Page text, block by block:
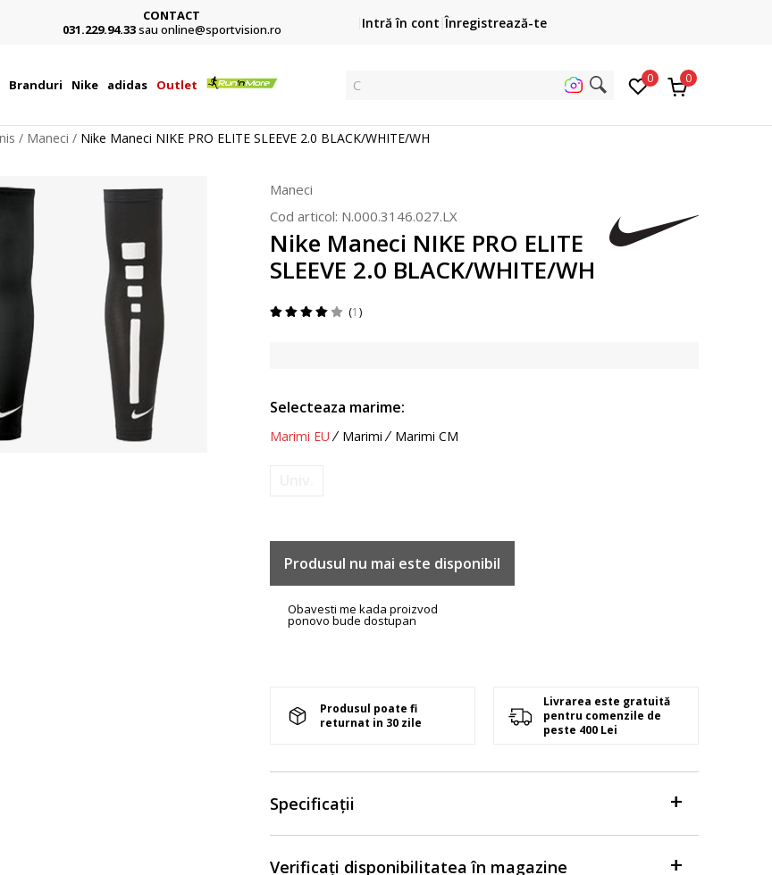
CONTACT
031.229.94.33sau online@sportvision.ro
Cumpără acum, plateste mai târziu
3 rate fără dobândă fără card de credit cu Klarna
Intră în cont Înregistrează-te
Branduri Nike adidas Outlet Cauta 0 0
Maneci Nike Maneci NIKE PRO ELITE SLEEVE 2.0 BLACK/WHITE/WH
Maneci
Cod articol: N.000.3146.027.LX
Nike Maneci NIKE PRO ELITE
SLEEVE 2.0 BLACK/WHITE/WH
1
Selecteaza marime:
Marimi EU Marimi Marimi CM
Produsul nu mai este disponibil
Obavesti me kada proizvod
ponovo bude dostupan
Produsul poate fi
returnat in 30 zile
Livrarea este gratuită
pentru comenzile de
peste 400 Lei
Specificații
Verificați disponibilitatea în magazine